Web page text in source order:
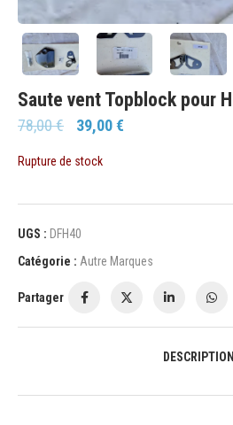
Saute vent Topblock pour
78,00€ 39,00€
Rupture de stock
UGS : DFH40
Catégorie : Autre Marques
Partager
DESCRIPTION